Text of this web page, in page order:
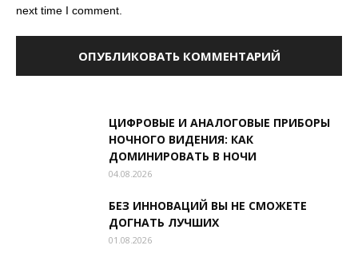
next time I comment.
ЦИФРОВЫЕ И АНАЛОГОВЫЕ ПРИБОРЫ
НОЧНОГО ВИДЕНИЯ: КАК
ДОМИНИРОВАТЬ В НОЧИ
04.08.2026
БЕЗ ИННОВАЦИЙ ВЫ НЕ СМОЖЕТЕ
ДОГНАТЬ ЛУЧШИХ
01.08.2026